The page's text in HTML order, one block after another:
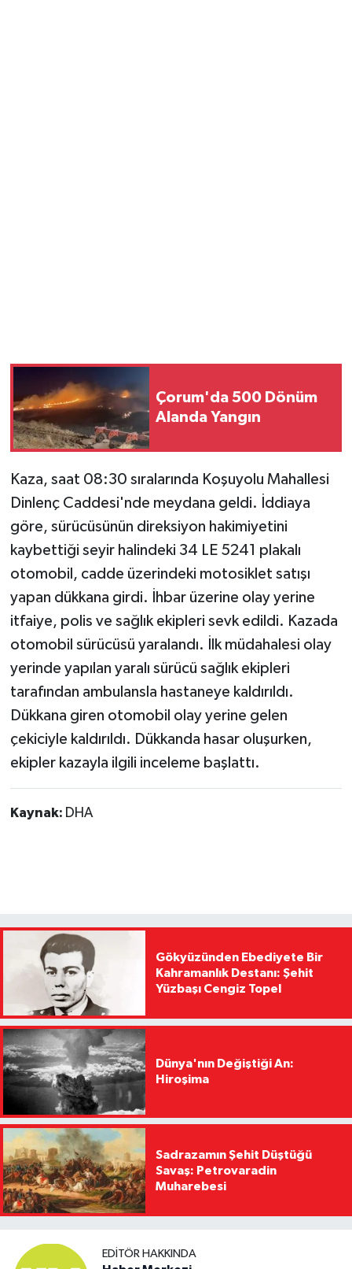
Çorum'da 500 Dönüm
Alanda Yangın
Kaza, saat 08:30 sıralarında Koşuyolu Mahallesi
Dinlenç Caddesi'nde meydana geldi. İddiaya
göre, sürücüsünün direksiyon hakimiyetini
kaybettiği seyir halindeki 34 LE 5241 plakalı
otomobil, cadde üzerindeki motosiklet satışı
yapan dükkana girdi. İhbar üzerine olay yerine
itfaiye, polis ve sağlık ekipleri sevk edildi. Kazada
otomobil sürücüsü yaralandı. İlk müdahalesi olay
yerinde yapılan yaralı sürücü sağlık ekipleri
tarafından ambulansla hastaneye kaldırıldı.
Dükkana giren otomobil olay yerine gelen
çekiciyle kaldırıldı. Dükkanda hasar oluşurken,
ekipler kazayla ilgili inceleme başlattı.
Kaynak: DHA
Gökyüzünden Ebediyete Bir
Kahramanlık Destanı: Şehit
Yüzbaşı Cengiz Topel
Dünya'nın Değiştiği An:
Hiroşima
Sadrazamın Şehit Düştüğü
Savaş: Petrovaradin
Muharebesi
EDITÖR HAKKINDA